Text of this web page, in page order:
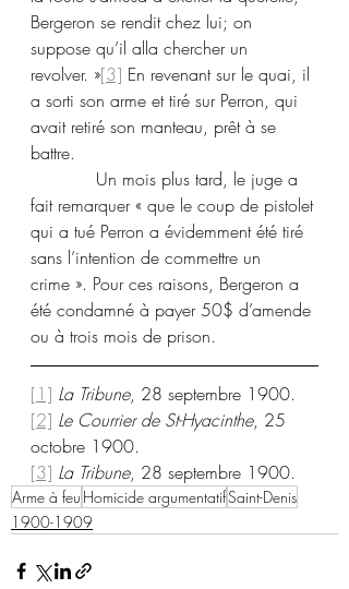
Bergeron se rendit chez lui; on
suppose qu’il alla chercher un
revolver. »[3] En revenant sur le quai, il
a sorti son arme et tiré sur Perron, qui
avait retiré son manteau, prêt à se
battre.
Un mois plus tard, le juge a
fait remarquer « que le coup de pistolet
qui a tué Perron a évidemment été tiré
sans l’intention de commettre un
crime ». Pour ces raisons, Bergeron a
été condamné à payer 50$ d’amende
ou à trois mois de prison.
[1] La Tribune, 28 septembre 1900.
[2] Le Courrier de St-Hyacinthe, 25
octobre 1900.
[3] La Tribune, 28 septembre 1900.
Arme à feu Homicide argumentatifSaint-Denis
1900-1909